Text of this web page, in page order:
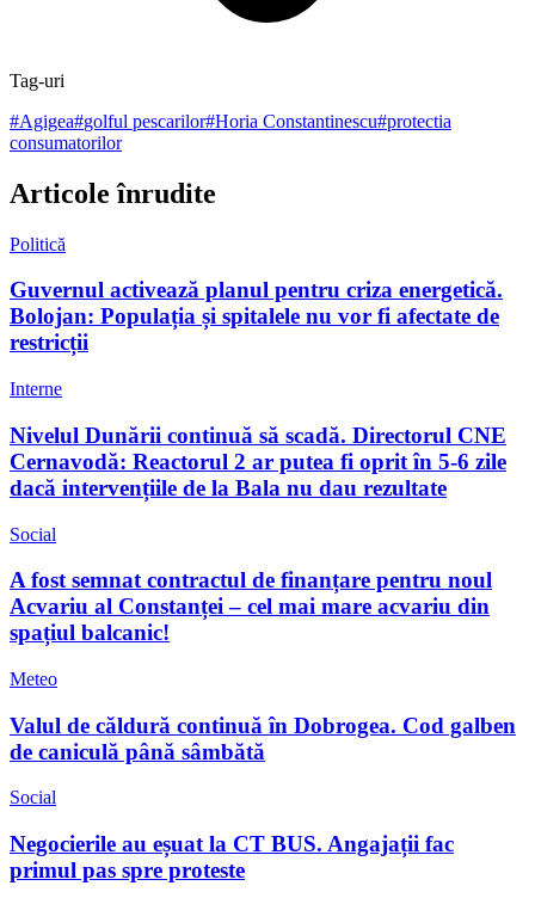
Tag-uri
#Agigea#golful pescarilor#Horia Constantinescu#protectia
consumatorilor
Articole înrudite
Politică
Guvernul activează planul pentru criza energetică.
Bolojan: Populația și spitalele nu vor fi afectate de
restricții
Interne
Nivelul Dunării continuă să scadă. Directorul CNE
Cernavodă: Reactorul 2 ar putea fi oprit în 5-6 zile
dacă intervențiile de la Bala nu dau rezultate
Social
A fost semnat contractul de finanțare pentru noul
Acvariu al Constanței – cel mai mare acvariu din
spațiul balcanic!
Meteo
Valul de căldură continuă în Dobrogea. Cod galben
de caniculă până sâmbătă
Social
Negocierile au eșuat la CT BUS. Angajații fac
primul pas spre proteste